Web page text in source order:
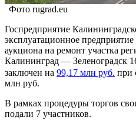
Фото rugrad.eu
Госпредприятие
эксплуатационное
аукциона на ремонт участка
Калининград — Зеленоградск
заключен на 99,17 млн руб. при
млн руб.
В рамках процедуры торгов
подали 7 участников.